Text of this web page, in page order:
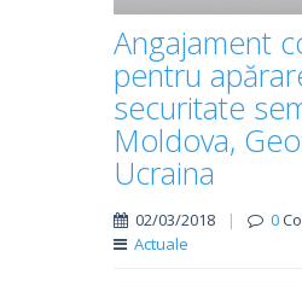
Angajament
pentru
securitate
Moldova,
Ucraina
02/03/2018 | 0
Actuale